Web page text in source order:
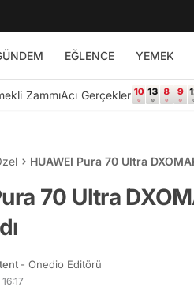
EĞLENCE YEMEK
ZammıAcı Gerçekler
HUAWEI Pura 70 Ultra
70 Ultra
- Onedio Editörü